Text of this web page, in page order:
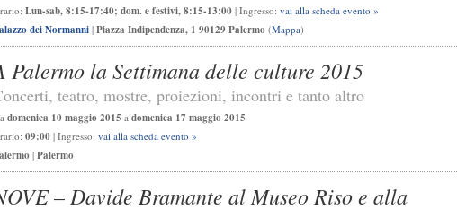
Lun-sab, 8:15-17:40; dom. e festivi, 8:15-13:00 | Ingresso: vai alla scheda evento »
dei Normanni| Piazza Indipendenza, 1 90129 Palermo (Mappa)
Palermo la Settimana delle culture 2015
teatro, mostre, proiezioni, incontri e tanto altro
domenica 10 maggio 2015 a domenica 17 maggio 2015
09:00 | Ingresso: vai alla scheda evento »
| Palermo
– Davide Bramante al Museo Riso e alla